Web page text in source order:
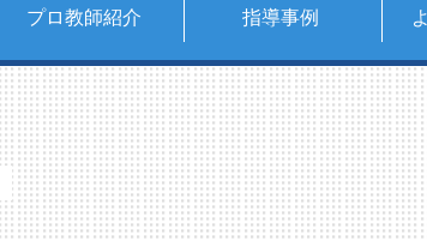
プロ教師紹介 指導事例